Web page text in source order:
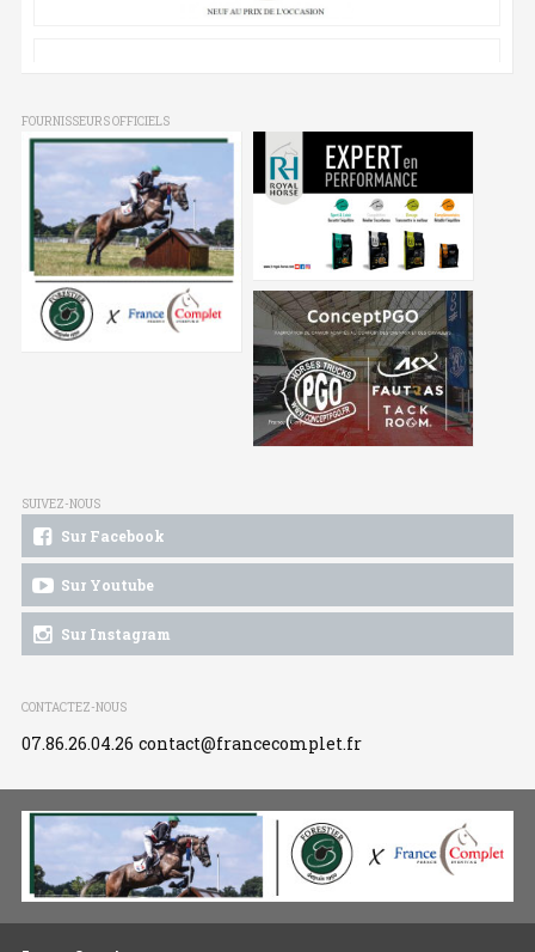
FOURNISSEURS OFFICIELS
SUIVEZ-NOUS
Sur Facebook
Sur Youtube
Sur Instagram
CONTACTEZ-NOUS
07.86.26.04.26 contact@francecomplet.fr